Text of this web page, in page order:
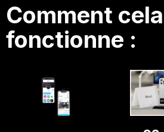
Comment cela
fonctionne :